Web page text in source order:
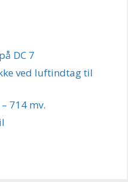
DC 7
ved luftindtag til
714 mv.